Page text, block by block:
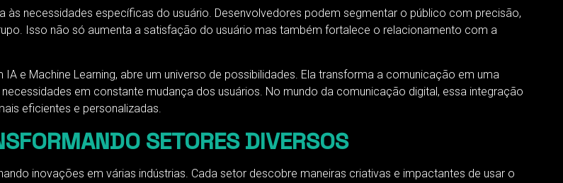
às necessidades específicas do usuário. Desenvolvedores podem segmentar o público com precisão,
Isso não só aumenta a satisfação do usuário mas também fortalece o relacionamento com a
e Machine Learning, abre um universo de possibilidades. Ela transforma a comunicação em uma
em constante mudança dos usuários. No mundo da comunicação digital, essa integração
eficientes e personalizadas.
SETORES DIVERSOS
inovações em várias indústrias. Cada setor descobre maneiras criativas e impactantes de usar o